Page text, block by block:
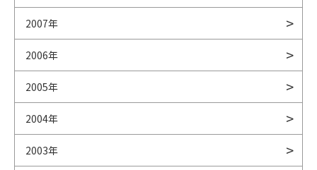
2007年
2006年
2005年
2004年
2003年